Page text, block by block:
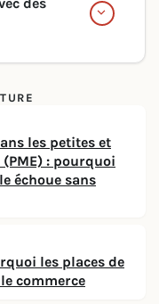
les petites et
: pourquoi
échoue sans
les places de
commerce